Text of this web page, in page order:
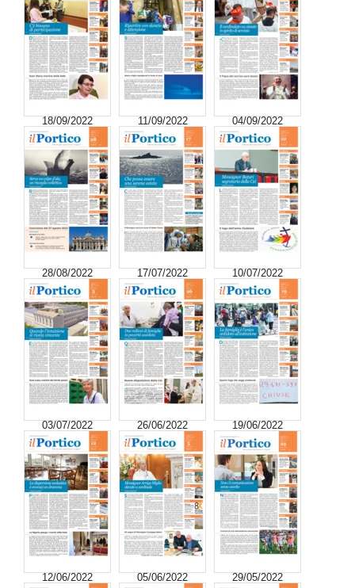
18/09/2022 11/09/2022 04/09/2022
28/08/2022 17/07/2022 10/07/2022
03/07/2022 26/06/2022 19/06/2022
12/06/2022 05/06/2022 29/05/2022